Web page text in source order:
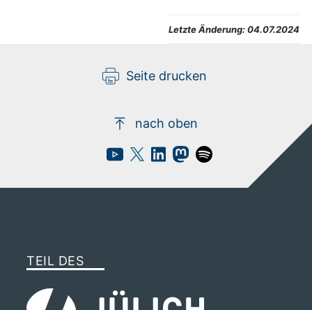
Letzte Änderung:04.07.2024
Seite drucken
nach oben
TEIL DES